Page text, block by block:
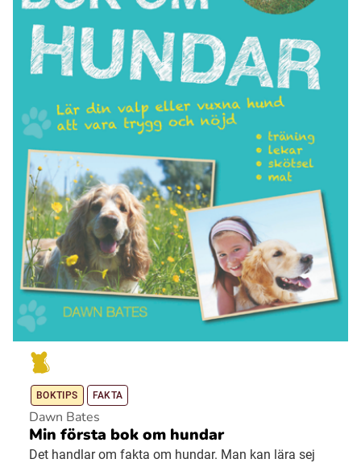
BOKTIPS FAKTA
Dawn Bates
Min första bok om hundar
Det handlar om fakta om hundar. Man kan lära sej